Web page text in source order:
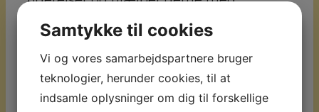
familierejser. Vi er kendetegnet ved, at vi
tilpasser rejsen til kunden og ikke
omvendt.
Kontakt Hjerting Rejser og få inspiration
Samtykke til cookies
Vi og vores samarbejdspartnere bruger
teknologier, herunder cookies, til at
indsamle oplysninger om dig til forskellige